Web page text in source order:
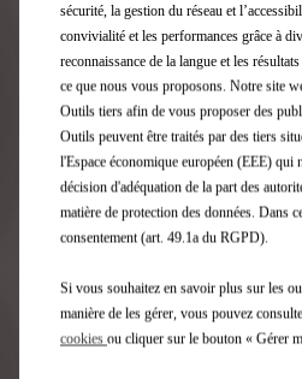
Consultez nos
DS SÉRÉNITÉ,
GARANTIE
sécurité, la gestion du réseau et
convivialité et les performances grâce à
reconnaissance de la langue et les
ce que nous vous proposons. Notre site
Outils tiers afin de vous proposer des
Outils peuvent être traités par des tiers
l'Espace économique européen (EEE) qui
décision d'adéquation de la part des
matière de protection des données. Dans
consentement (art. 49.1a du RGPD).
Si vous souhaitez en savoir plus sur les
manière de les gérer, vous pouvez
cookies ou cliquer sur le bouton « Gérer